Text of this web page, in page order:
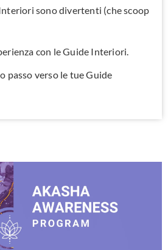
sono divertenti (che scoop
con le Guide Interiori.
passo verso le tue Guide